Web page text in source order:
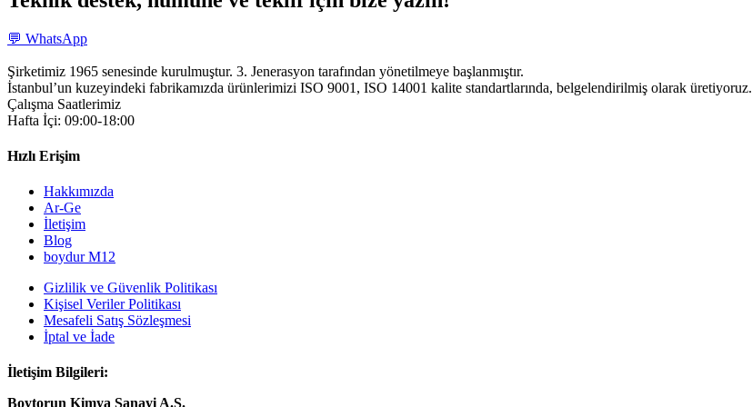
💬 WhatsApp
Şirketimiz 1965 senesinde kurulmuştur. 3. Jenerasyon tarafından yönetilmeye başlanmıştır.
İstanbul’un kuzeyindeki fabrikamızda ürünlerimizi ISO 9001, ISO 14001 kalite standartlarında, belgelendirilmiş olarak üretiyoruz.
Çalışma Saatlerimiz
Hafta İçi: 09:00-18:00
Hızlı Erişim
Hakkımızda
Ar-Ge
İletişim
Blog
boydur M12
Gizlilik ve Güvenlik Politikası
Kişisel Veriler Politikası
Mesafeli Satış Sözleşmesi
İptal ve İade
İletişim Bilgileri:
Boytorun Kimya Sanayi A.Ş.